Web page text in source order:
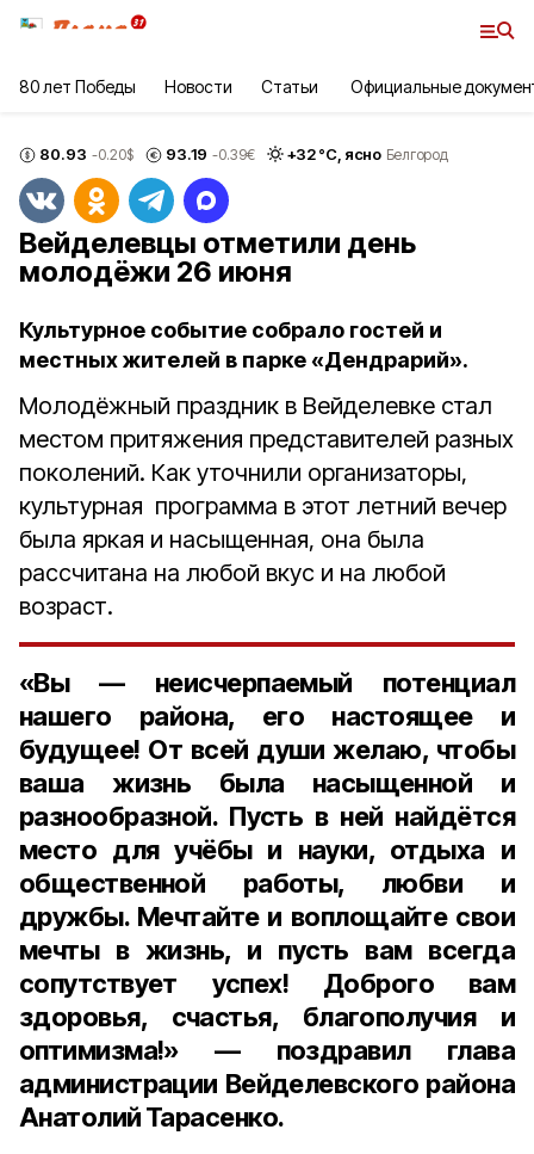
80 лет Победы Новости Статьи Официальные
80.93 -0.20$ 93.19 -0.39€ +32°С, ясно Белгород
Вейделевцы отметили день
молодёжи 26 июня
Культурное событие собрало гостей и
местных жителей в парке «Дендрарий».
Молодёжный праздник в Вейделевке стал
местом притяжения представителей разных
поколений. Как уточнили организаторы,
культурная программа в этот летний вечер
была яркая и насыщенная, она была
рассчитана на любой вкус и на любой
возраст.
«Вы — неисчерпаемый потенциал
нашего района, его настоящее и
будущее! От всей души желаю, чтобы
ваша жизнь была насыщенной и
разнообразной. Пусть в ней найдётся
место для учёбы и науки, отдыха и
общественной работы, любви и
дружбы. Мечтайте и воплощайте свои
мечты в жизнь, и пусть вам всегда
сопутствует успех! Доброго вам
здоровья, счастья, благополучия и
оптимизма!» — поздравил глава
администрации Вейделевского района
Анатолий Тарасенко.